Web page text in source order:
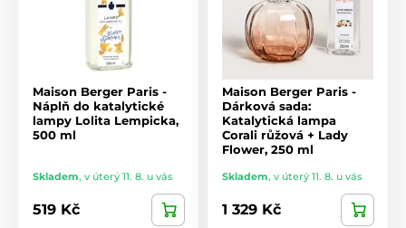
Maison Berger Paris -
Náplň do katalytické
lampy Lolita Lempicka,
500 ml
Skladem, v úterý 11. 8. u vás
519 Kč
Maison Berger Paris -
Dárková sada:
Katalytická lampa
Corali růžová + Lady
Flower, 250 ml
Skladem, v úterý 11. 8. u vás
1 329 Kč